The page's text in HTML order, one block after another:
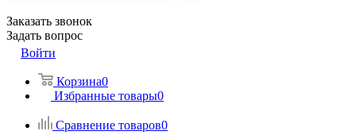
Заказать звонок
Задать вопрос
Войти
Корзина0
Избранные товары0
Сравнение товаров0